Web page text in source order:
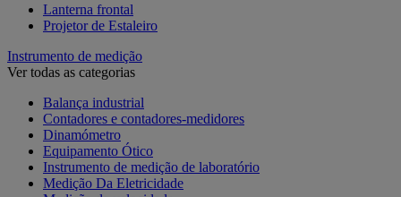
Lanterna frontal
Projetor de Estaleiro
Instrumento de medição
Ver todas as categorias
Balança industrial
Contadores e contadores-medidores
Dinamómetro
Equipamento Ótico
Instrumento de medição de laboratório
Medição Da Eletricidade